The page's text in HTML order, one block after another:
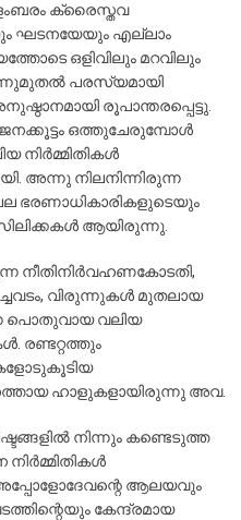
ക്രൈസ്തവ
ഘടനയേയും എല്ലാം
ഒളിവിലും മറവിലും
പരസ്യമായി
രൂപാന്തരപ്പെട്ടു.
ഒത്തുചേരുമ്പോള്‍
നിര്‍മ്മിതികള്‍
അന്നു നിലനിന്നിരുന്ന
ഭരണാധികാരികളുടെയും
ആയിരുന്നു.
നീതിനിര്‍വഹണകോടതി,
വിരുന്നുകള്‍ മുതലായ
പൊതുവായ വലിയ
രണ്ടറ്റത്തും
ഹാളുകളായിരുന്നു അവ.
നിന്നും കണ്ടെടുത്ത
ആലയവും
കേന്ദ്രമായ